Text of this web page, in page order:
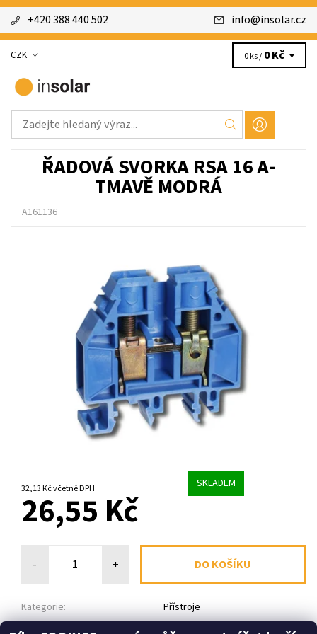
+420 388 440 502 info@insolar.cz
CZK 0 ks / 0 Kč
ŘADOVÁ SVORKA RSA 16 A-
TMAVĚ MODRÁ
A161136
32,13 Kč včetně DPH SKLADEM
26,55 Kč
- +
Kategorie: Přístroje